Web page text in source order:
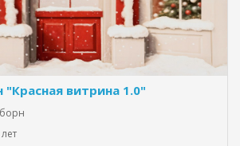
витрина 1.0"